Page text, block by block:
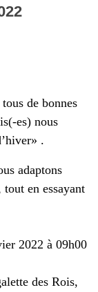
de bonnes
es) nous
.
adaptons
en essayant
2022 à 09h00
des Rois,